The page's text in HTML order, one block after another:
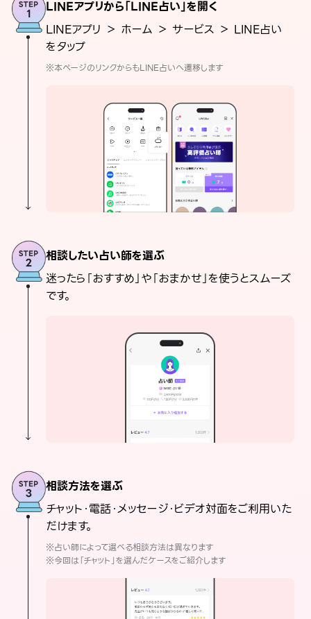
LINEアプリから「LINE占い」を開く
LINEアプリ ＞ ホーム ＞ サービス ＞ LINE占い
をタップ
※本ページのリンクからもLINE占いへ遷移します
相談したい占い師を選ぶ
迷ったら「おすすめ」や「おまかせ」を使うとスムーズ
です。
相談方法を選ぶ
チャット・電話・メッセージ・ビデオ対面をご利用いた
だけます。
※占い師によって選べる相談方法は異なります
※今回は「チャット」を選んだケースをご紹介します